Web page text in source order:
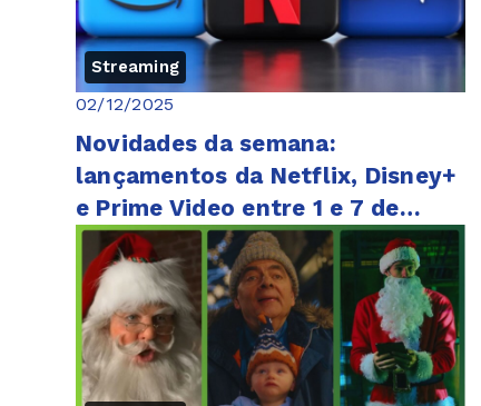
Streaming
02/12/2025
Novidades da semana:
lançamentos da Netflix, Disney+
e Prime Video entre 1 e 7 de
dezembro